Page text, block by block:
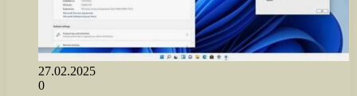
27.02.2025
0